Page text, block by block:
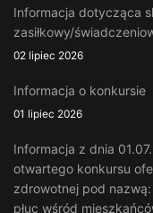
Informacja dotycząca
zasiłkowy/
02 lipiec 2026
Informacja o konkursie
01 lipiec 2026
Informacja z dnia
otwartego konkursu
zdrowotnej pod
płuc wśród